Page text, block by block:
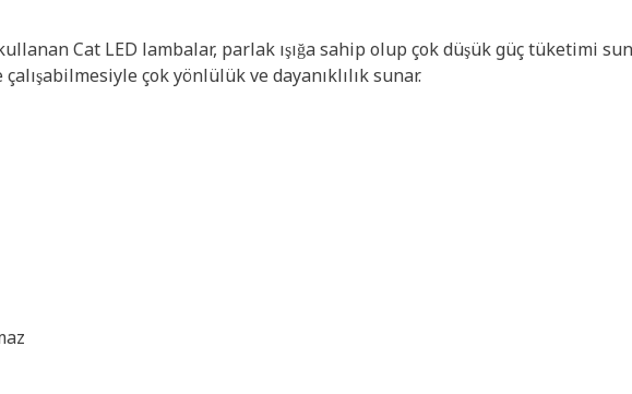
Cat LED lambalar, parlak ışığa sahip olup çok düşük güç tüketimi
çok yönlülük ve dayanıklılık sunar.